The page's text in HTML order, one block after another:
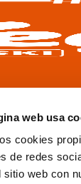
web usa
cookies
de redes
sitio web con